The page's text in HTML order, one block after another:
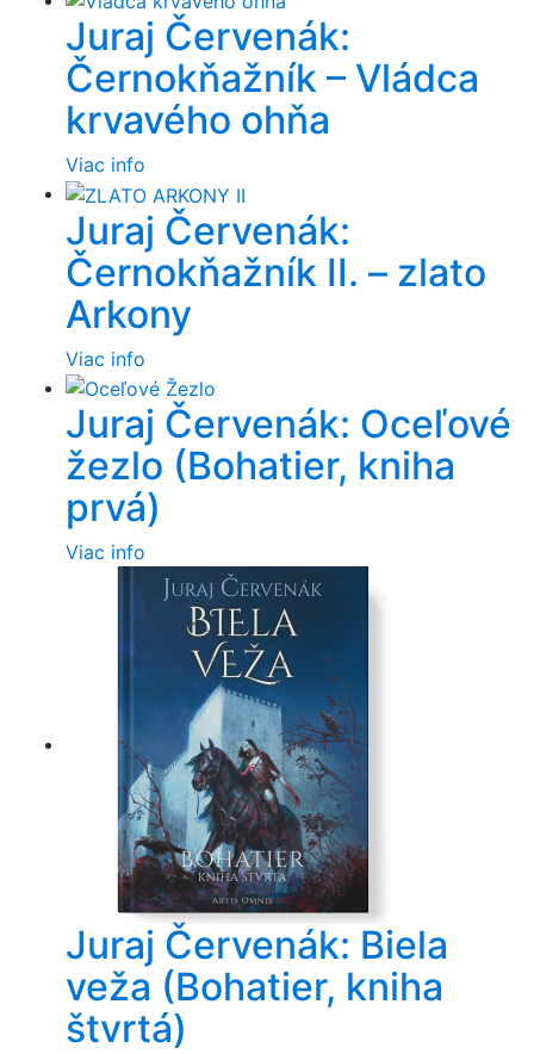
Juraj Červenák:
Černokňažník – Vládca
krvavého ohňa
Viac info
Juraj Červenák:
Černokňažník II. – zlato
Arkony
Viac info
Juraj Červenák: Oceľové
žezlo (Bohatier, kniha
prvá)
Viac info
Juraj Červenák: Biela
veža (Bohatier, kniha
štvrtá)